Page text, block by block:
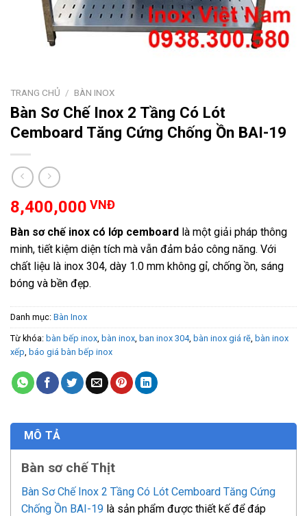
TRANG CHỦ / BÀN INOX
Bàn Sơ Chế Inox 2 Tầng Có Lót
Cemboard Tăng Cứng Chống Ồn BAI-19
8,400,000 VNĐ
Bàn sơ chế inox có lớp cemboard là một giải pháp thông
minh, tiết kiệm diện tích mà vẫn đảm bảo công năng. Với
chất liệu là inox 304, dày 1.0 mm không gỉ, chống ồn, sáng
bóng và bền đẹp.
Danh mục: Bàn Inox
Từ khóa: bàn bếp inox, bàn inox, ban inox 304, bàn inox giá rẽ, bàn inox
xếp, báo giá bàn bếp inox
MÔ TẢ
Bàn sơ chế Thịt
Bàn Sơ Chế Inox 2 Tầng Có Lót Cemboard Tăng Cứng
Chống Ồn BAI-19 là sản phẩm được thiết kế để đáp